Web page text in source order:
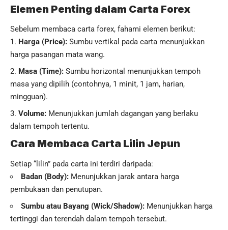
Elemen Penting dalam Carta Forex
Sebelum membaca carta forex, fahami elemen berikut:
Harga (Price): Sumbu vertikal pada carta menunjukkan
harga pasangan mata wang.
Masa (Time): Sumbu horizontal menunjukkan tempoh
masa yang dipilih (contohnya, 1 minit, 1 jam, harian,
mingguan).
Volume: Menunjukkan jumlah dagangan yang berlaku
dalam tempoh tertentu.
Cara Membaca Carta Lilin Jepun
Setiap “lilin” pada carta ini terdiri daripada:
Badan (Body): Menunjukkan jarak antara harga
pembukaan dan penutupan.
Sumbu atau Bayang (Wick/Shadow): Menunjukkan harga
tertinggi dan terendah dalam tempoh tersebut.